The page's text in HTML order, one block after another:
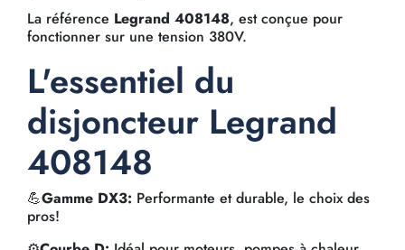
La référence Legrand 408148, est conçue pour
fonctionner sur une tension 380V.
L'essentiel du
disjoncteur Legrand
408148
💪Gamme DX3: Performante et durable, le choix des
pros!